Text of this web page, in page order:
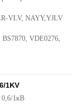
VLV, NAYY,YJLV
BS7870, VDE0276,
1KV
0,6/1кВ